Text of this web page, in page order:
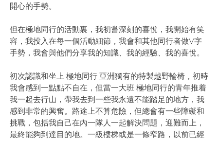
開心的手勢。
但在極地同行的活動裏，我初嘗深刻的喜悅，我開始有笑
容，我投入在每一個活動細節，我會和其他同行者做V字
手勢，我會與他們分享我的知識、我的經驗、我的喜悅。
初次認識和坐上 極地同行 亞洲獨有的特製越野輪椅，初時
我會感到一點點不自在，但當一大班 極地同行的青年推着
我一起去行山，帶我去到一些我永遠不能踏足的地方，我
感到非常的興奮。路途上不算危險，但總會有一些障礙和
挑戰，包括我自己在內一隊人一起解決問題，迎難而上，
最終能夠到達目的地。一級樓梯或是一條窄路，以前已經